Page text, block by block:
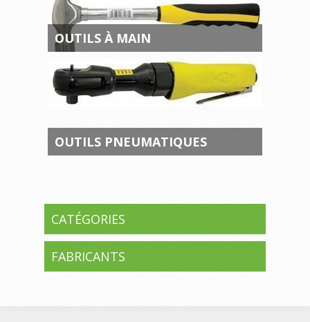
OUTILS À MAIN
OUTILS PNEUMATIQUES
CATÉGORIES
FABRICANTS